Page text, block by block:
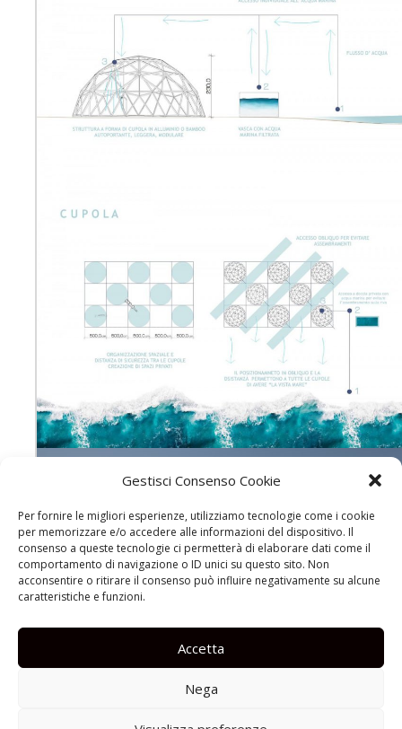
Gestisci Consenso Cookie
Per fornire le migliori esperienze, utilizziamo tecnologie come i cookie
per memorizzare e/o accedere alle informazioni del dispositivo. Il
consenso a queste tecnologie ci permetterà di elaborare dati come il
comportamento di navigazione o ID unici su questo sito. Non
acconsentire o ritirare il consenso può influire negativamente su alcune
caratteristiche e funzioni.
Accetta
Nega